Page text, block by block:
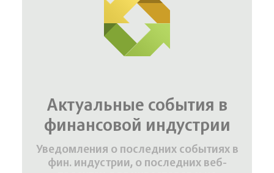
Актуальные события в
финансовой индустрии
Уведомления о последних событиях в
фин. индустрии, о последних веб-